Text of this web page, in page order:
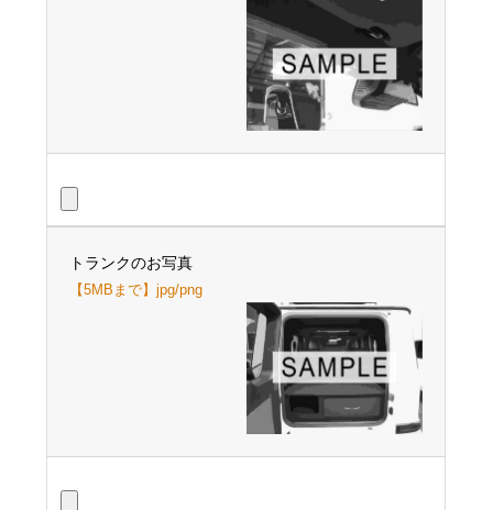
トランクのお写真
【5MBまで】jpg/png